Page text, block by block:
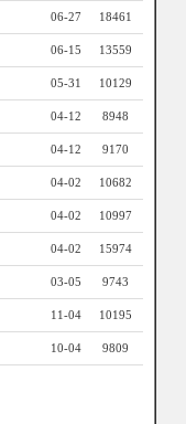
06-27 18461
06-15 13559
05-31 10129
04-12 8948
04-12 9170
04-02 10682
04-02 10997
04-02 15974
03-05 9743
11-04 10195
10-04 9809